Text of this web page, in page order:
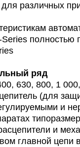
различных
полностью
ряд
630, 800, 1
(для
и
и
главной цепи